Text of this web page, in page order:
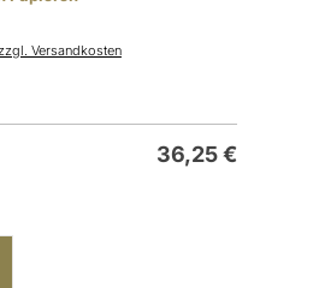
Versandkosten
36,25€